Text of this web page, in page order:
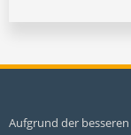
Aufgrund der